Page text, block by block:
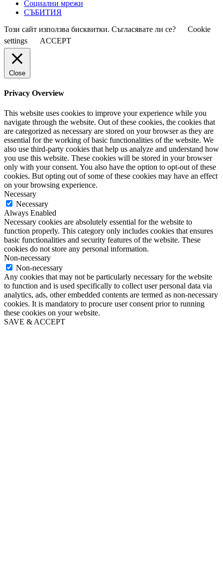
Социални мрежи
СЪБИТИЯ
Този сайт използва бисквитки. Съгласявате ли се?
Cookie
settings
ACCEPT
Close
Privacy Overview
This website uses cookies to improve your experience while you
navigate through the website. Out of these cookies, the cookies that
are categorized as necessary are stored on your browser as they are
essential for the working of basic functionalities of the website. We
also use third-party cookies that help us analyze and understand how
you use this website. These cookies will be stored in your browser
only with your consent. You also have the option to opt-out of these
cookies. But opting out of some of these cookies may have an effect
on your browsing experience.
Necessary
Necessary
Always Enabled
Necessary cookies are absolutely essential for the website to
function properly. This category only includes cookies that ensures
basic functionalities and security features of the website. These
cookies do not store any personal information.
Non-necessary
Non-necessary
Any cookies that may not be particularly necessary for the website
to function and is used specifically to collect user personal data via
analytics, ads, other embedded contents are termed as non-necessary
cookies. It is mandatory to procure user consent prior to running
these cookies on your website.
SAVE & ACCEPT